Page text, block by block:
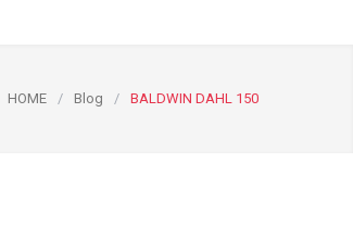
HOME / Blog / BALDWIN DAHL 150